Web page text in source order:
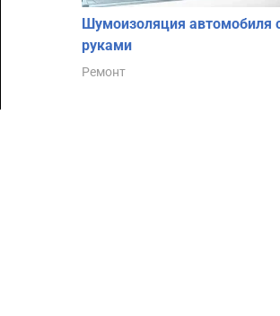
Шумоизоляция автомобиля
руками
Ремонт